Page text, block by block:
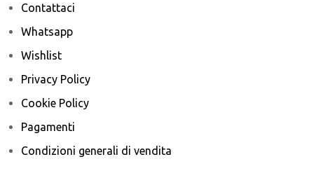
Contattaci
Whatsapp
Wishlist
Privacy Policy
Cookie Policy
Pagamenti
Condizioni generali di vendita